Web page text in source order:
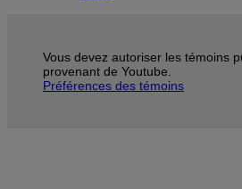
Vous devez autoriser les témoins
provenant de Youtube.
Préférences des témoins